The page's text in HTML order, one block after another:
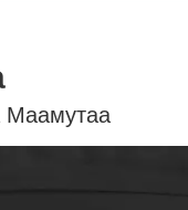
Маамутаа